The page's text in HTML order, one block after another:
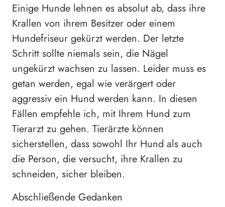
Einige Hunde lehnen es absolut ab, dass ihre
Krallen von ihrem Besitzer oder einem
Hundefriseur gekürzt werden. Der letzte
Schritt sollte niemals sein, die Nägel
ungekürzt wachsen zu lassen. Leider muss es
getan werden, egal wie verärgert oder
aggressiv ein Hund werden kann. In diesen
Fällen empfehle ich, mit Ihrem Hund zum
Tierarzt zu gehen. Tierärzte können
sicherstellen, dass sowohl Ihr Hund als auch
die Person, die versucht, ihre Krallen zu
schneiden, sicher bleiben.
Abschließende Gedanken